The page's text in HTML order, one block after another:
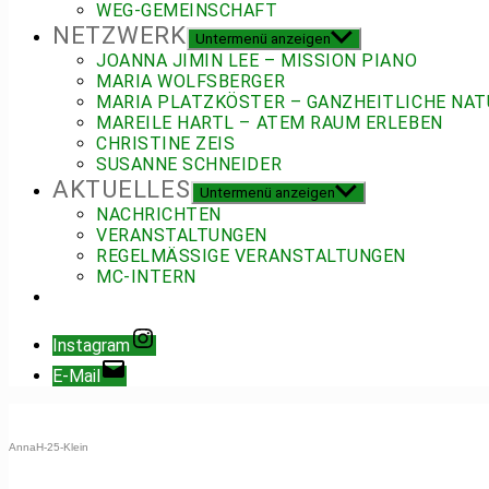
WEG-GEMEINSCHAFT
NETZWERK Untermenü anzeigen
JOANNA JIMIN LEE – MISSION PIANO
MARIA WOLFSBERGER
MARIA PLATZKÖSTER – GANZHEITLICHE
MAREILE HARTL – ATEM RAUM ERLEBEN
CHRISTINE ZEIS
SUSANNE SCHNEIDER
AKTUELLES Untermenü anzeigen
NACHRICHTEN
VERANSTALTUNGEN
REGELMÄSSIGE VERANSTALTUNGEN
MC-INTERN
Instagram
E-Mail
AnnaH-25-Klein